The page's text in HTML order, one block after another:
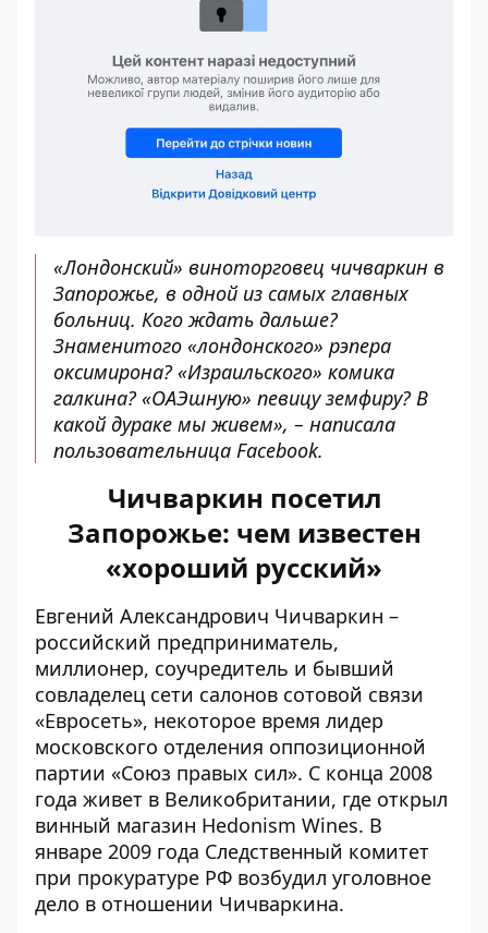
«Лондонский» виноторговец чичваркин в
Запорожье, в одной из самых главных
больниц. Кого ждать дальше?
Знаменитого «лондонского» рэпера
оксимирона? «Израильского» комика
галкина? «ОАЭшную» певицу земфиру? В
какой дураке мы живем», – написала
пользовательница Facebook.
Чичваркин посетил
Запорожье: чем известен
«хороший русский»
Евгений Александрович Чичваркин –
российский предприниматель,
миллионер, соучредитель и бывший
совладелец сети салонов сотовой связи
«Евросеть», некоторое время лидер
московского отделения оппозиционной
партии «Союз правых сил». С конца 2008
года живет в Великобритании, где открыл
винный магазин Hedonism Wines. В
январе 2009 года Следственный комитет
при прокуратуре РФ возбудил уголовное
дело в отношении Чичваркина.